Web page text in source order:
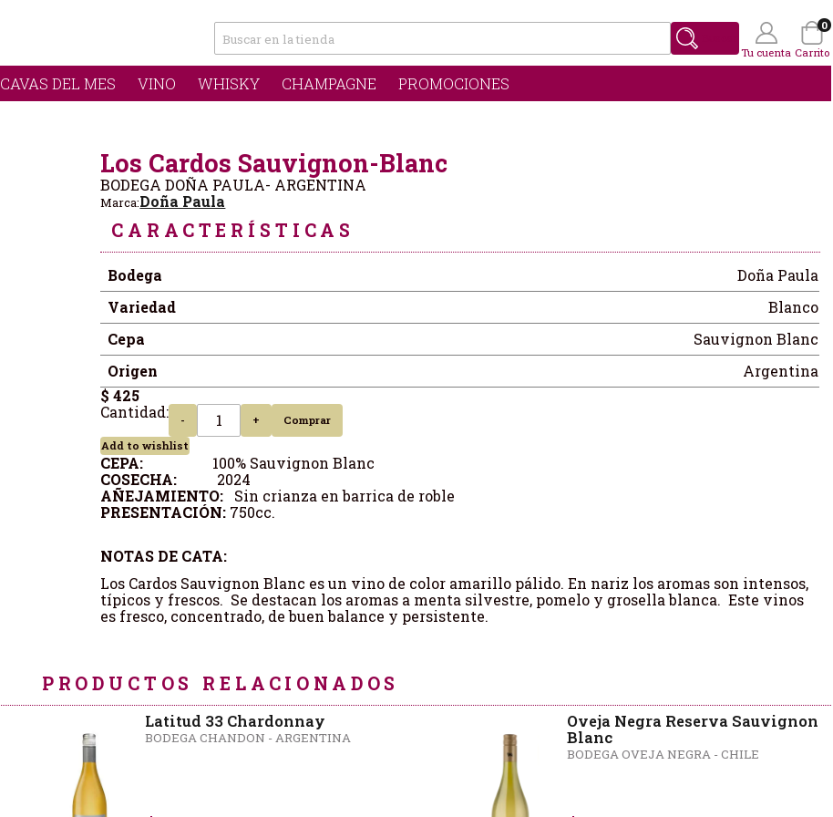
CAVAS DEL MES VINO WHISKY CHAMPAGNE PROMOCIONES
Tu cuenta Carrito
0
Los Cardos Sauvignon-Blanc
BODEGA DOÑA PAULA- ARGENTINA
Marca:Doña Paula
CARACTERÍSTICAS
Bodega
Doña Paula
Variedad
Blanco
Cepa
Sauvignon Blanc
Origen
Argentina
$ 425
Cantidad:
- +
Comprar
Add to wishlist
CEPA: 100% Sauvignon Blanc
COSECHA: 2024
AÑEJAMIENTO: Sin crianza en barrica de roble
PRESENTACIÓN: 750cc.
NOTAS DE CATA:
Los Cardos Sauvignon Blanc es un vino de color amarillo pálido. En nariz los aromas son intensos,
típicos y frescos. Se destacan los aromas a menta silvestre, pomelo y grosella blanca. Este vinos
es fresco, concentrado, de buen balance y persistente.
PRODUCTOS RELACIONADOS
Latitud 33 Chardonnay
BODEGA CHANDON - ARGENTINA
Oveja Negra Reserva Sauvignon
Blanc
BODEGA OVEJA NEGRA - CHILE